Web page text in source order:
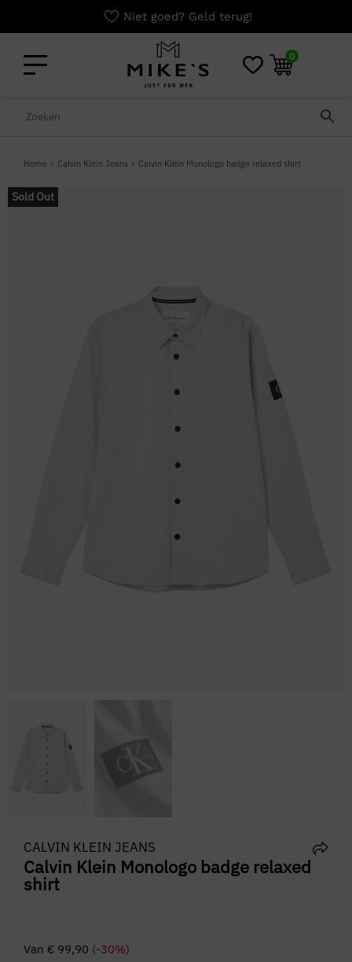
Niet goed? Geld terug!
0
Home > Calvin Klein Jeans > Calvin Klein Monologo badge relaxed shirt
Sold Out
CALVIN KLEIN JEANS
Calvin Klein Monologo badge relaxed
shirt
Van € 99,90 (-30%)